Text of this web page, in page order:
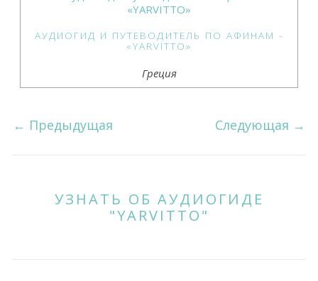
АУДИОГИД И ПУТЕВОДИТЕЛЬ ПО АФИНАМ -
«YARVITTO»
Греция
← Предыдущая Следующая →
УЗНАТЬ ОБ АУДИОГИДЕ
"YARVITTO"